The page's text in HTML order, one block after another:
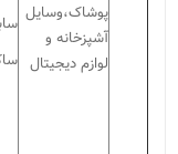
پوشاک،وسایل
آشپزخانه و
لوازم دیجیتال